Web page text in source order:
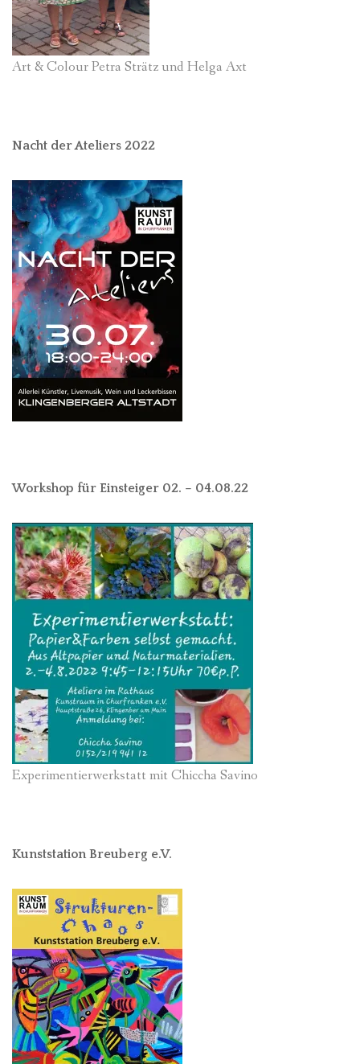
Art & Colour Petra Strätz und Helga Axt
Nacht der Ateliers 2022
Workshop für Einsteiger 02. – 04.08.22
Experimentierwerkstatt mit Chiccha Savino
Kunststation Breuberg e.V.